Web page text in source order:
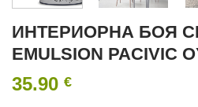
ИНТЕРИОРНА БОЯ
EMULSION PACIVIC
35.90 €